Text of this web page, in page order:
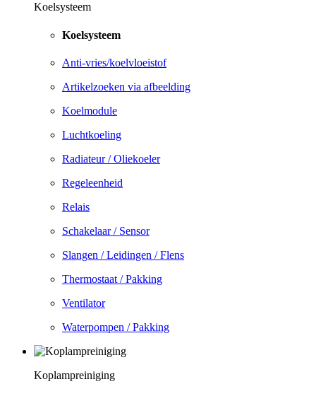
Koelsysteem
Koelsysteem
Anti-vries/koelvloeistof
Artikelzoeken via afbeelding
Koelmodule
Luchtkoeling
Radiateur / Oliekoeler
Regeleenheid
Relais
Schakelaar / Sensor
Slangen / Leidingen / Flens
Thermostaat / Pakking
Ventilator
Waterpompen / Pakking
Koplampreiniging